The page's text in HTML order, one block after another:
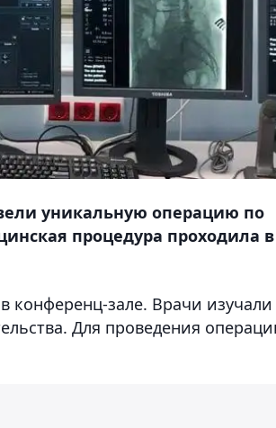
уникальную операцию по
процедура проходила в
конференц-зале. Врачи изучали
Для проведения